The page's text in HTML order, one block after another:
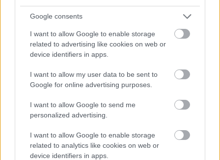
Google consents
I want to allow Google to enable storage
related to advertising like cookies on web or
device identifiers in apps.
I want to allow my user data to be sent to
Google for online advertising purposes.
I want to allow Google to send me
personalized advertising.
I want to allow Google to enable storage
related to analytics like cookies on web or
device identifiers in apps.
Novemberi spanyolországi
boremlékek
töltöttem, ahol természetesen spanyol borokat is
kóstoltam. Igyekeztem a jól ismert borvidékek